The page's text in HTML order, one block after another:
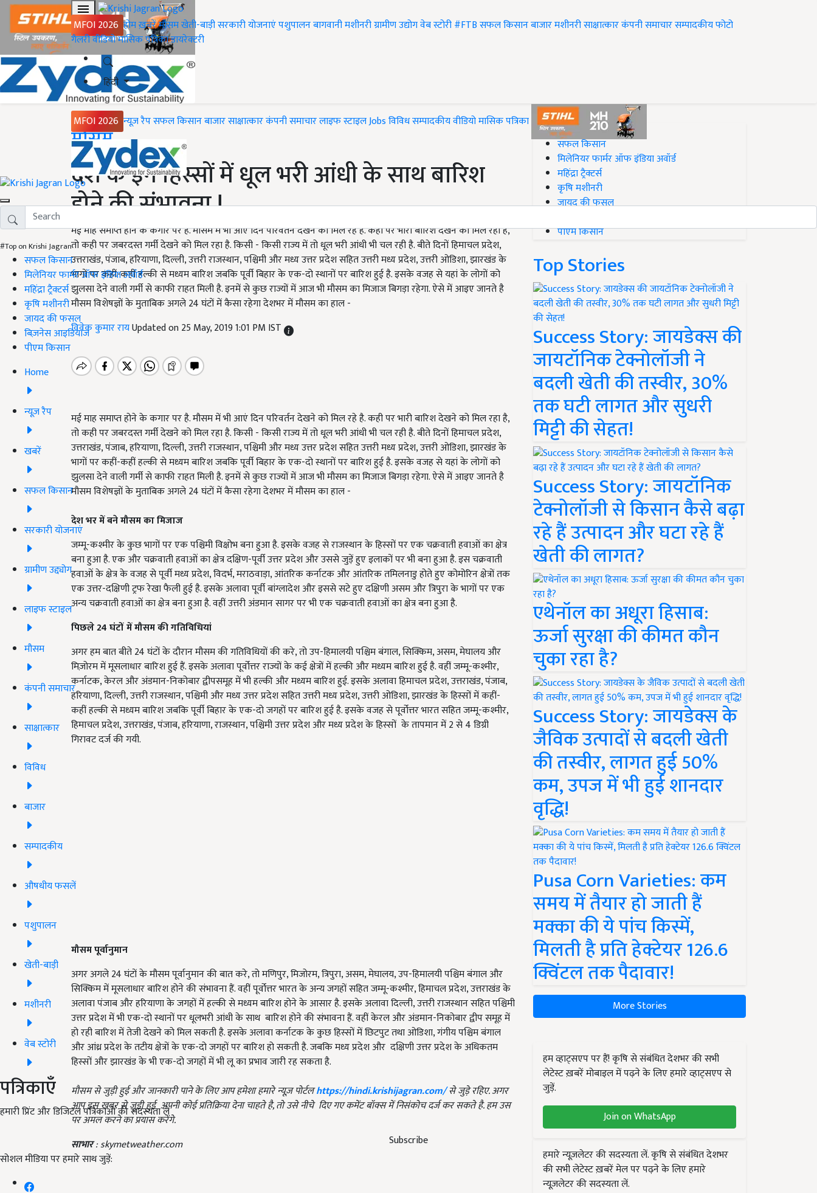
MFOI 2026 होमख़बरेंमौसमखेती-बाड़ीसरकारी योजनाएंपशुपालनबागवानीमशीनरीग्रामीण उद्योगवेब स्टोरी#FTBसफल किसानबाजारमशीनरीसाक्षात्कारकंपनी समाचारसम्पादकीयफोटो
गैलरीवीडियोमासिक पत्रिकाडायरेक्टरी
हिंदी
MFOI 2026 न्यूज़ रैपसफल किसानबाजारसाक्षात्कारकंपनी समाचारलाइफ स्टाइलJobsविविधसम्पादकीयवीडियोमासिक पत्रिका
#Top on Krishi Jagran
सफल किसान
मिलेनियर फार्मर ऑफ इंडिया अवॉर्ड
महिंद्रा ट्रैक्टर्स
कृषि मशीनरी
जायद की फसल
बिज़नेस आइडियाज
पीएम किसान
Home
न्यूज़ रैप
खबरें
सफल किसान
सरकारी योजनाएं
ग्रामीण उद्द्योग
लाइफ स्टाइल
मौसम
कंपनी समाचार
साक्षात्कार
विविध
बाजार
सम्पादकीय
औषधीय फसलें
पशुपालन
खेती-बाड़ी
मशीनरी
वेब स्टोरी
पत्रिकाएँ
हमारी प्रिंट और डिजिटल पत्रिकाओं की सदस्यता लें
Subscribe
सोशल मीडिया पर हमारे साथ जुड़ें:
Home
मौसम
देश के इन हिस्सों में धूल भरी आंधी के साथ बारिश
होने की संभावना !
मई माह समाप्त होने के कगार पर है. मौसम में भी आएं दिन परिवर्तन देखने को मिल रहे है. कही पर भारी बारिश देखने को मिल रहा है,
तो कही पर जबरदस्त गर्मी देखने को मिल रहा है. किसी - किसी राज्य में तो धूल भरी आंधी भी चल रही है. बीते दिनों हिमाचल प्रदेश,
उत्तराखंड, पंजाब, हरियाणा, दिल्ली, उत्तरी राजस्थान, पश्चिमी और मध्य उत्तर प्रदेश सहित उत्तरी मध्य प्रदेश, उत्तरी ओडिशा, झारखंड के
भागों पर कहीं-कहीं हल्की से मध्यम बारिश जबकि पूर्वी बिहार के एक-दो स्थानों पर बारिश हुई है. इसके वजह से यहां के लोगों को
झुलसा देने वाली गर्मी से काफी राहत मिली है. इनमें से कुछ राज्यों में आज भी मौसम का मिजाज बिगड़ा रहेगा. ऐसे में आइए जानते है
मौसम विशेषज्ञों के मुताबिक अगले 24 घंटों में कैसा रहेगा देशभर में मौसम का हाल -
विवेक कुमार रायUpdated on 25 May, 2019 1:01 PM IST
मई माह समाप्त होने के कगार पर है. मौसम में भी आएं दिन परिवर्तन देखने को मिल रहे है. कही पर भारी बारिश देखने को मिल रहा है,
तो कही पर जबरदस्त गर्मी देखने को मिल रहा है. किसी - किसी राज्य में तो धूल भरी आंधी भी चल रही है. बीते दिनों हिमाचल प्रदेश,
उत्तराखंड, पंजाब, हरियाणा, दिल्ली, उत्तरी राजस्थान, पश्चिमी और मध्य उत्तर प्रदेश सहित उत्तरी मध्य प्रदेश, उत्तरी ओडिशा, झारखंड के
भागों पर कहीं-कहीं हल्की से मध्यम बारिश जबकि पूर्वी बिहार के एक-दो स्थानों पर बारिश हुई है. इसके वजह से यहां के लोगों को
झुलसा देने वाली गर्मी से काफी राहत मिली है. इनमें से कुछ राज्यों में आज भी मौसम का मिजाज बिगड़ा रहेगा. ऐसे में आइए जानते है
मौसम विशेषज्ञों के मुताबिक अगले 24 घंटों में कैसा रहेगा देशभर में मौसम का हाल -
देश भर में बने मौसम का मिजाज
जम्मू-कश्मीर के कुछ भागों पर एक पश्चिमी विक्षोभ बना हुआ है. इसके वजह से राजस्थान के हिस्सों पर एक चक्रवाती हवाओं का क्षेत्र
बना हुआ है. एक और चक्रवाती हवाओं का क्षेत्र दक्षिण-पूर्वी उत्तर प्रदेश और उससे जुड़ें हुए इलाकों पर भी बना हुआ है. इस चक्रवाती
हवाओं के क्षेत्र के वजह से पूर्वी मध्य प्रदेश, विदर्भ, मराठवाड़ा, आंतरिक कर्नाटक और आंतरिक तमिलनाडु होते हुए कोमोरिन क्षेत्रों तक
एक उत्तर-दक्षिणी ट्रफ रेखा फैली हुई है. इसके अलावा पूर्वी बांग्लादेश और इससे सटे हुए दक्षिणी असम और त्रिपुरा के भागों पर एक
अन्य चक्रवाती हवाओं का क्षेत्र बना हुआ है. वहीं उत्तरी अंडमान सागर पर भी एक चक्रवाती हवाओं का क्षेत्र बना हुआ है.
पिछले 24 घंटों में मौसम की गतिविधियां
अगर हम बात बीते 24 घंटों के दौरान मौसम की गतिविधियों की करे, तो उप-हिमालयी पश्चिम बंगाल, सिक्किम, असम, मेघालय और
मिज़ोरम में मूसलाधार बारिश हुई हैं. इसके अलावा पूर्वोत्तर राज्यों के कई क्षेत्रों में हल्की और मध्यम बारिश हुई है. वहीं जम्मू-कश्मीर,
कर्नाटक, केरल और अंडमान-निकोबार द्वीपसमूह में भी हल्की और मध्यम बारिश हुई. इसके अलावा हिमाचल प्रदेश, उत्तराखंड, पंजाब,
हरियाणा, दिल्ली, उत्तरी राजस्थान, पश्चिमी और मध्य उत्तर प्रदेश सहित उत्तरी मध्य प्रदेश, उत्तरी ओडिशा, झारखंड के हिस्सों में कहीं-
कहीं हल्की से मध्यम बारिश जबकि पूर्वी बिहार के एक-दो जगहों पर बारिश हुई है. इसके वजह से पूर्वोत्तर भारत सहित जम्मू-कश्मीर,
हिमाचल प्रदेश, उत्तराखंड, पंजाब, हरियाणा, राजस्थान, पश्चिमी उत्तर प्रदेश और मध्य प्रदेश के हिस्सों के तापमान में 2 से 4 डिग्री
गिरावट दर्ज की गयी.
मौसम पूर्वानुमान
अगर अगले 24 घंटों के मौसम पूर्वानुमान की बात करे, तो मणिपुर, मिजोरम, त्रिपुरा, असम, मेघालय, उप-हिमालयी पश्चिम बंगाल और
सिक्किम में मूसलाधार बारिश होने की संभावना हैं. वहीं पूर्वोत्तर भारत के अन्य जगहों सहित जम्मू-कश्मीर, हिमाचल प्रदेश, उत्तराखंड के
अलावा पंजाब और हरियाणा के जगहों में हल्की से मध्यम बारिश होने के आसार है. इसके अलावा दिल्ली, उत्तरी राजस्थान सहित पश्चिमी
उत्तर प्रदेश में भी एक-दो स्थानों पर धूलभरी आंधी के साथ बारिश होने की संभावना हैं. वहीं केरल और अंडमान-निकोबार द्वीप समूह में
हो रही बारिश में तेजी देखने को मिल सकती है. इसके अलावा कर्नाटक के कुछ हिस्सों में छिटपुट तथा ओडिशा, गंगीय पश्चिम बंगाल
और आंध्र प्रदेश के तटीय क्षेत्रों के एक-दो जगहों पर बारिश हो सकती है. जबकि मध्य प्रदेश और दक्षिणी उत्तर प्रदेश के अधिकतम
हिस्सों और झारखंड के भी एक-दो जगहों में भी लू का प्रभाव जारी रह सकता है.
मौसम से जुड़ी हुई और जानकारी पाने के लिए आप हमेशा हमारे न्यूज़ पोर्टलhttps://hindi.krishijagran.com/ से जुड़े रहिए. अगर
आप इस खबर से जुड़ी हुई अपनी कोई प्रतिक्रिया देना चाहते है, तो उसे नीचे दिए गए कमेंट बॉक्स में निसंकोच दर्ज कर सकते है. हम उस
पर अमल करने का प्रयास करेंगे.
साभार: skymetweather.com
#Top on Krishi Jagran
सफल किसान
मिलेनियर फार्मर ऑफ इंडिया अवॉर्ड
महिंद्रा ट्रैक्टर्स
कृषि मशीनरी
जायद की फसल
पीएम किसान
Top Stories
Success Story: जायडेक्स की
जायटॉनिक टेक्नोलॉजी ने
बदली खेती की तस्वीर, 30%
तक घटी लागत और सुधरी
मिट्टी की सेहत!
Success Story: जायटॉनिक
टेक्नोलॉजी से किसान कैसे बढ़ा
रहे हैं उत्पादन और घटा रहे हैं
खेती की लागत?
एथेनॉल का अधूरा हिसाब:
ऊर्जा सुरक्षा की कीमत कौन
चुका रहा है?
Success Story: जायडेक्स के
जैविक उत्पादों से बदली खेती
की तस्वीर, लागत हुई 50%
कम, उपज में भी हुई शानदार
वृद्धि!
Pusa Corn Varieties: कम
समय में तैयार हो जाती हैं
मक्का की ये पांच किस्में,
मिलती है प्रति हेक्टेयर 126.6
क्विंटल तक पैदावार!
More Stories
हम व्हाट्सएप पर हैं! कृषि से संबंधित देशभर की सभी
लेटेस्ट ख़बरें मोबाइल में पढ़ने के लिए हमारे व्हाट्सएप से
जुड़ें.
Join on WhatsApp
हमारे न्यूज़लेटर की सदस्यता लें. कृषि से संबंधित देशभर
की सभी लेटेस्ट ख़बरें मेल पर पढ़ने के लिए हमारे
न्यूज़लेटर की सदस्यता लें.